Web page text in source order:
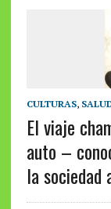
CULTURAS,
El viaje
auto –
la sociedad